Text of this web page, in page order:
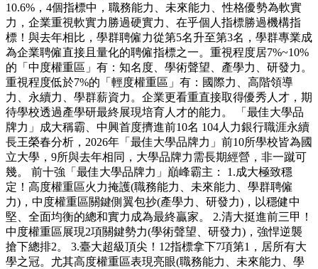
10.6%，4個指標中，職務能力、未來能力、性格優勢為軟實
力，企業重視軟實力勝過硬實力、在乎個人指標勝過機構指
標！與去年相比，學群聘僱力從第5名升至第3名，學群專業成
為企業聘僱直接且量化的聘僱指標之一。重視程度居7%~10%
的「中度權重區」有：知名度、學術聲望、產學力、研發力。
重視程度低於7%的「輕度權重區」有：國際力、高階領導
力、永續力、學群薪資力。企業更看重直接取得優秀人才，期
待學校透過產學研最終展現培育人才的能力。 「最佳大學品
牌力」成大稱霸、中興首度擠進前10名 104人力銀行職涯永續
長王榮春分析，2026年「最佳大學品牌力」前10所學校皆為國
立大學，9所與去年相同，大學品牌力需長期經營，非一蹴可
幾。 前十強「最佳大學品牌力」巔峰霸主： 1.成大極致穩
定！高度權重區火力掩護(職務能力、未來能力、學群聘僱
力)，中度權重區關鍵側翼包抄(產學力、研發力)，以穩健中
堅、全面均衡的總和實力成為最終贏家。 2.清大挺進前三甲！
中度權重區展現2項關鍵勢力(學術聲望、研發力)，強悍逆襲
搶下總排2。 3.臺大超級頂尖！12指標拿下7項第1，居所有大
學之冠。尤其高度權重區表現亮眼(職務能力、未來能力、學